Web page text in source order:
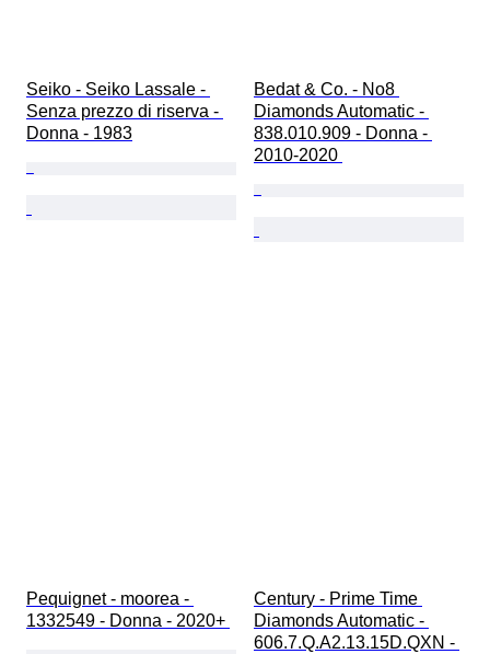
Seiko - Seiko Lassale -
Senza prezzo di riserva -
Donna - 1983
Bedat & Co. - No8
Diamonds Automatic -
838.010.909 - Donna -
2010-2020
Pequignet - moorea -
1332549 - Donna - 2020+
Century - Prime Time
Diamonds Automatic -
606.7.Q.A2.13.15D.QXN -